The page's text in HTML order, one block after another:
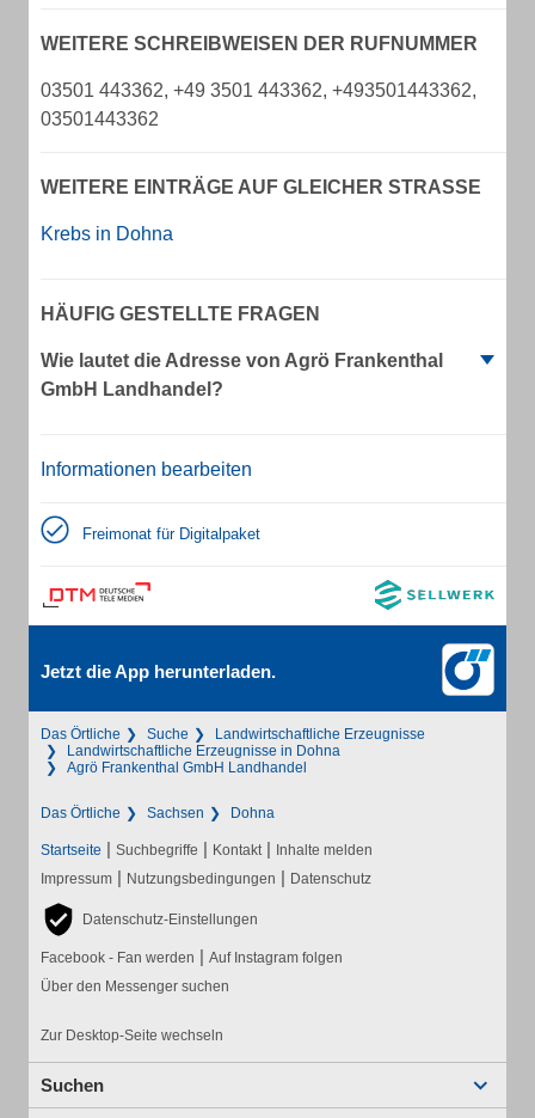
WEITERE SCHREIBWEISEN DER RUFNUMMER
03501 443362, +49 3501 443362, +493501443362,
03501443362
WEITERE EINTRÄGE AUF GLEICHER STRASSE
Krebs in Dohna
HÄUFIG GESTELLTE FRAGEN
Wie lautet die Adresse von Agrö Frankenthal
GmbH Landhandel?
Informationen bearbeiten
Freimonat für Digitalpaket
Jetzt die App herunterladen.
Das Örtliche Suche
Landwirtschaftliche Erzeugnisse
Landwirtschaftliche Erzeugnisse in Dohna
Agrö Frankenthal GmbH Landhandel
Das Örtliche Sachsen Dohna
Startseite | Suchbegriffe | Kontakt | Inhalte melden
Impressum | Nutzungsbedingungen | Datenschutz
Datenschutz-Einstellungen
Facebook - Fan werden | Auf Instagram folgen
Über den Messenger suchen
Zur Desktop-Seite wechseln
Suchen